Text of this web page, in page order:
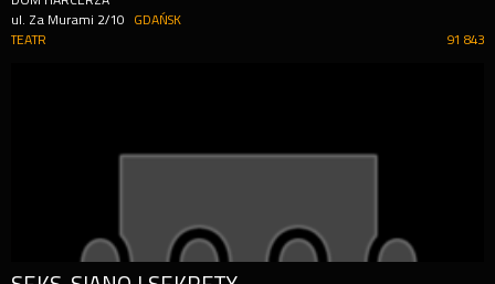
ul. Za Murami 2/10
GDAŃSK
91 843
TEATR